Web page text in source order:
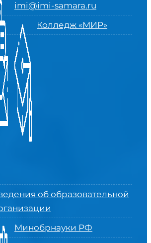
imi@imi-samara.ru
Колледж «МИР»
об образовательной
Минобрнауки РФ